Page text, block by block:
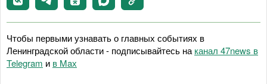
Чтобы первыми узнавать о главных событиях в
Ленинградской области - подписывайтесь на канал 47news в
Telegram и в Maх